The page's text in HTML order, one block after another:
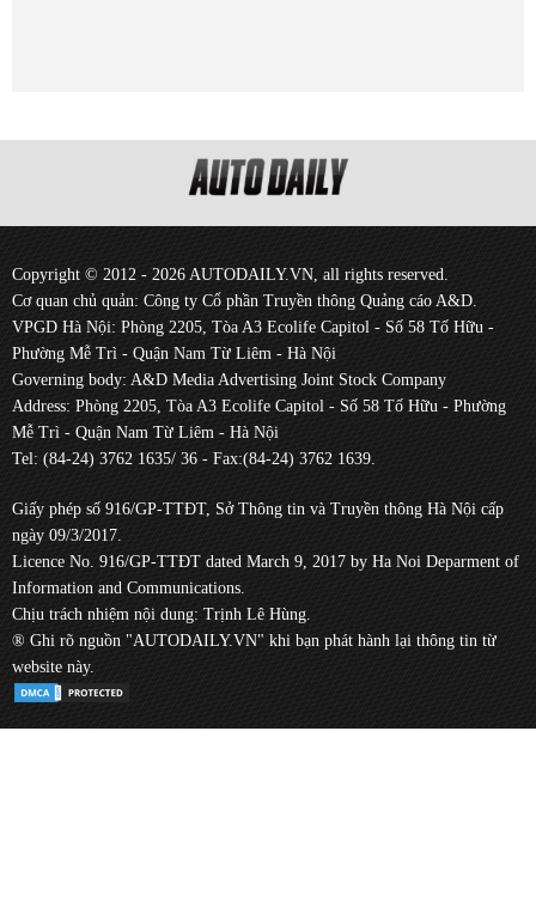
Copyright © 2012 - 2026 AUTODAILY.VN, all rights reserved.
Cơ quan chủ quản: Công ty Cổ phần Truyền thông Quảng cáo A&D.
VPGD Hà Nội: Phòng 2205, Tòa A3 Ecolife Capitol - Số 58 Tố Hữu -
Phường Mễ Trì - Quận Nam Từ Liêm - Hà Nội
Governing body: A&D Media Advertising Joint Stock Company
Address: Phòng 2205, Tòa A3 Ecolife Capitol - Số 58 Tố Hữu - Phường
Mễ Trì - Quận Nam Từ Liêm - Hà Nội
Tel: (84-24) 3762 1635/ 36 - Fax:(84-24) 3762 1639.
Giấy phép số 916/GP-TTĐT, Sở Thông tin và Truyền thông Hà Nội cấp
ngày 09/3/2017.
Licence No. 916/GP-TTĐT dated March 9, 2017 by Ha Noi Deparment of
Information and Communications.
Chịu trách nhiệm nội dung: Trịnh Lê Hùng.
® Ghi rõ nguồn "AUTODAILY.VN" khi bạn phát hành lại thông tin từ
website này.